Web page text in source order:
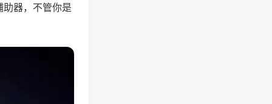
器，不管你是